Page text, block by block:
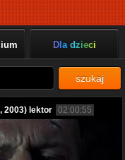
Dla dzieci
szukaj
2003) lektor 02:00:55